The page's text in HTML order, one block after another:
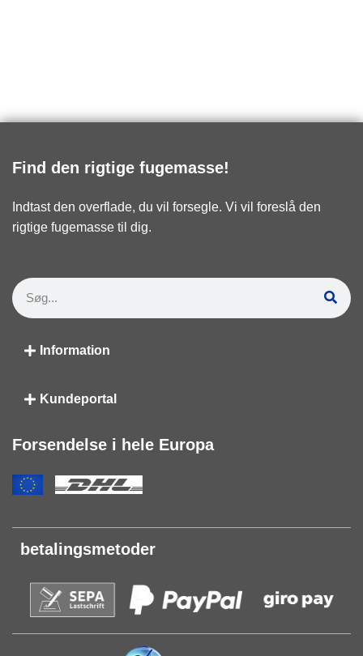
Find den rigtige fugemasse!
Indtast den overflade, du vil forsegle. Vi vil foreslå den
rigtige fugemasse til dig.
Information
Kundeportal
Forsendelse i hele Europa
betalingsmetoder